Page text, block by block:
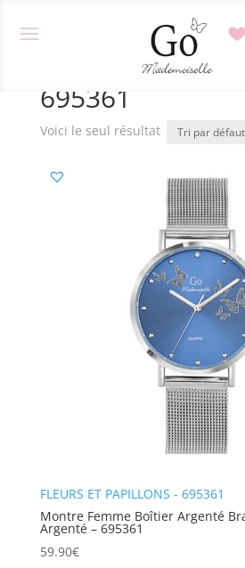
/ Produit Référence /
695361
Voici le seul résultat
FLEURS ET PAPILLONS - 695361
Montre Femme Boîtier Argenté
Argenté – 695361
59.90€